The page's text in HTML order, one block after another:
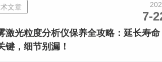
成部分主要包括以下几个核心模块：1.光学与光电
统这是仪器的“眼睛”，负责捕捉颗粒的散射光信号：
：通常采用半导体激...
文章
7-
激光粒度分析仪保养全攻略：延长寿命
键，细节别漏！